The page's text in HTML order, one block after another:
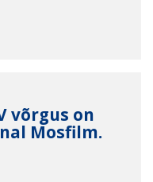
võrgus on
Mosfilm.